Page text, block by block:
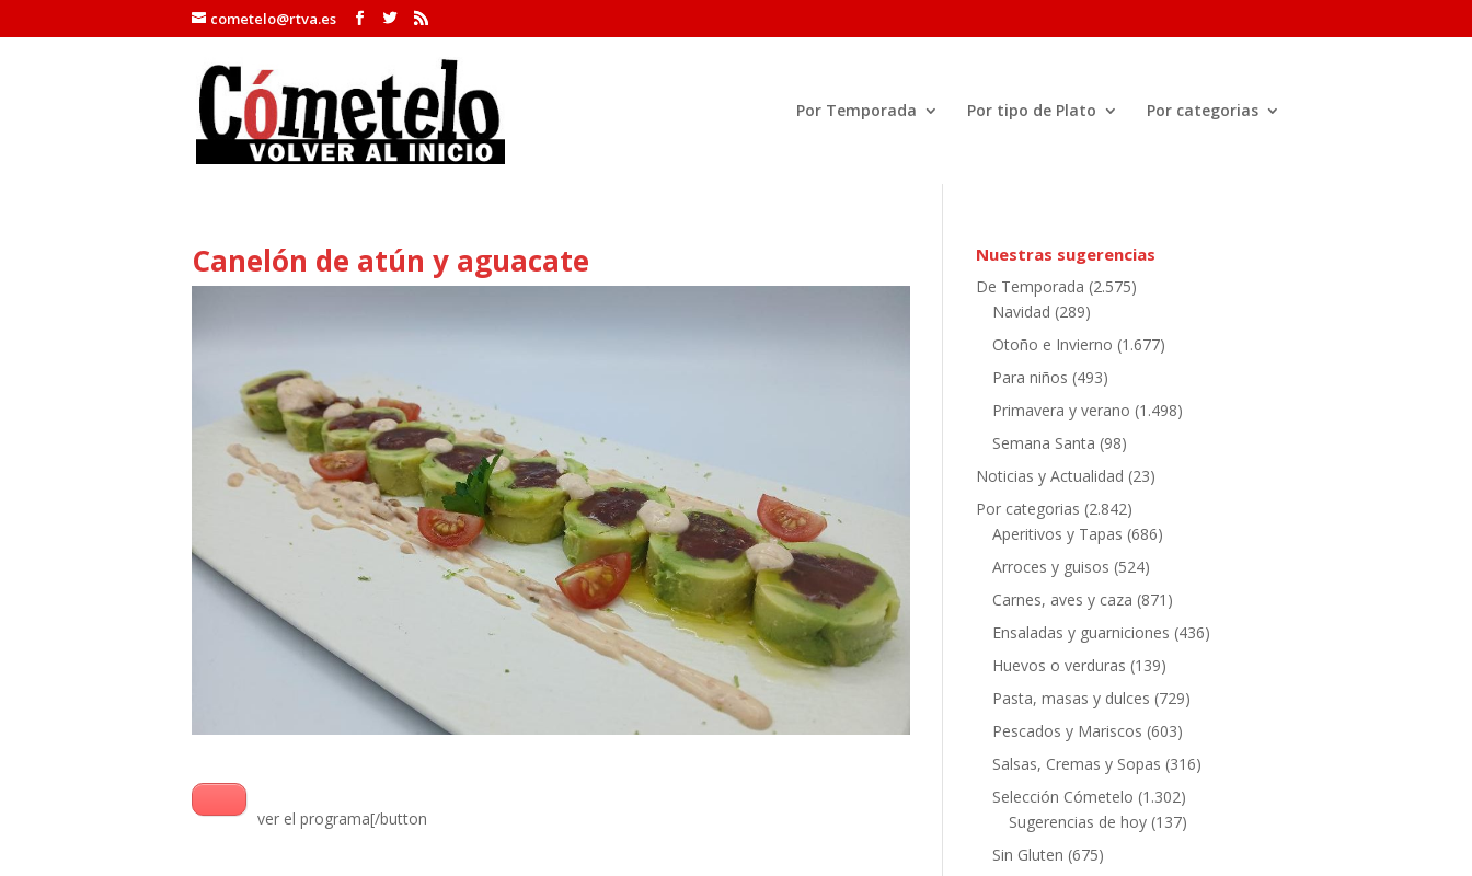
cometelo@rtva.es
Por Temporada Por tipo de Plato Por categorias
Canelón de atún y aguacate
ver el programa[/button
Nuestras sugerencias
De Temporada (2.575)
Navidad (289)
Otoño e Invierno (1.677)
Para niños (493)
Primavera y verano (1.498)
Semana Santa (98)
Noticias y Actualidad (23)
Por categorias (2.842)
Aperitivos y Tapas (686)
Arroces y guisos (524)
Carnes, aves y caza (871)
Ensaladas y guarniciones (436)
Huevos o verduras (139)
Pasta, masas y dulces (729)
Pescados y Mariscos (603)
Salsas, Cremas y Sopas (316)
Selección Cómetelo (1.302)
Sugerencias de hoy(137)
Sin Gluten (675)